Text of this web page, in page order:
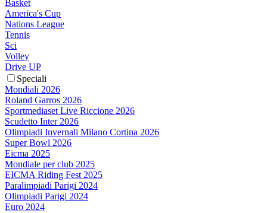
Basket
America's Cup
Nations League
Tennis
Sci
Volley
Drive UP
Speciali
Mondiali 2026
Roland Garros 2026
Sportmediaset Live Riccione 2026
Scudetto Inter 2026
Olimpiadi Invernali Milano Cortina 2026
Super Bowl 2026
Eicma 2025
Mondiale per club 2025
EICMA Riding Fest 2025
Paralimpiadi Parigi 2024
Olimpiadi Parigi 2024
Euro 2024